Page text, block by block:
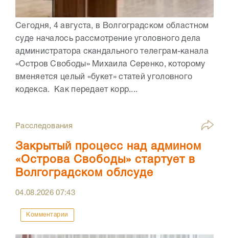
Сегодня, 4 августа, в Волгоградском областном
суде началось рассмотрение уголовного дела
администратора скандального телеграм-канала
«Остров Свободы» Михаила Серенко, которому
вменяется целый «букет» статей уголовного
кодекса. Как передает корр....
Расследования
Закрытый процесс над админом
«Острова Свободы» стартует в
Волгоградском облсуде
04.08.202607:43
Комментарии